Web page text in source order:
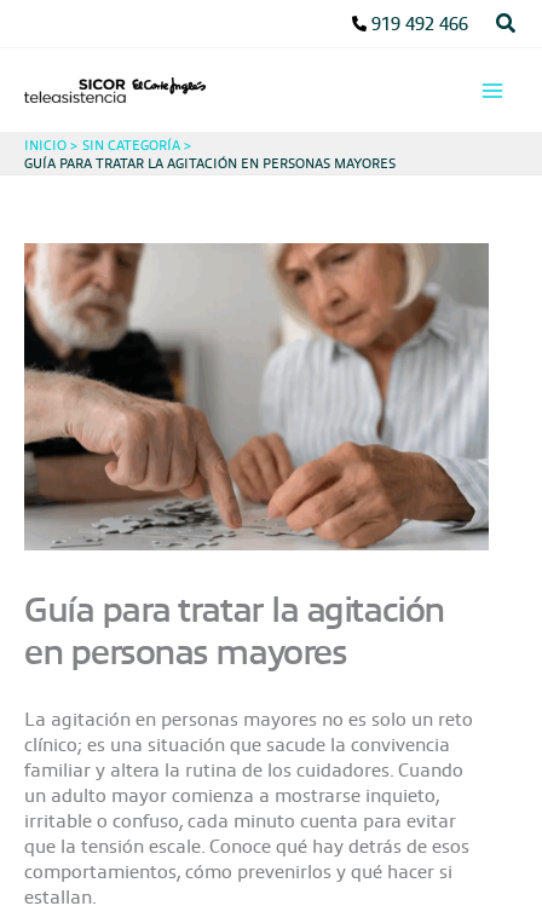
919 492 466
INICIO
SIN CATEGORÍA
GUÍA PARA TRATAR LA AGITACIÓN EN PERSONAS MAYORES
Guía para tratar la agitación
en personas mayores
La agitación en personas mayores no es solo un reto
clínico; es una situación que sacude la convivencia
familiar y altera la rutina de los cuidadores. Cuando
un adulto mayor comienza a mostrarse inquieto,
irritable o confuso, cada minuto cuenta para evitar
que la tensión escale. Conoce qué hay detrás de esos
comportamientos, cómo prevenirlos y qué hacer si
estallan.